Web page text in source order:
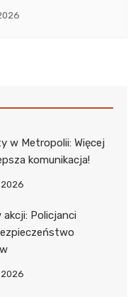
w Metropolii: Więcej
komunikacja!
akcji: Policjanci